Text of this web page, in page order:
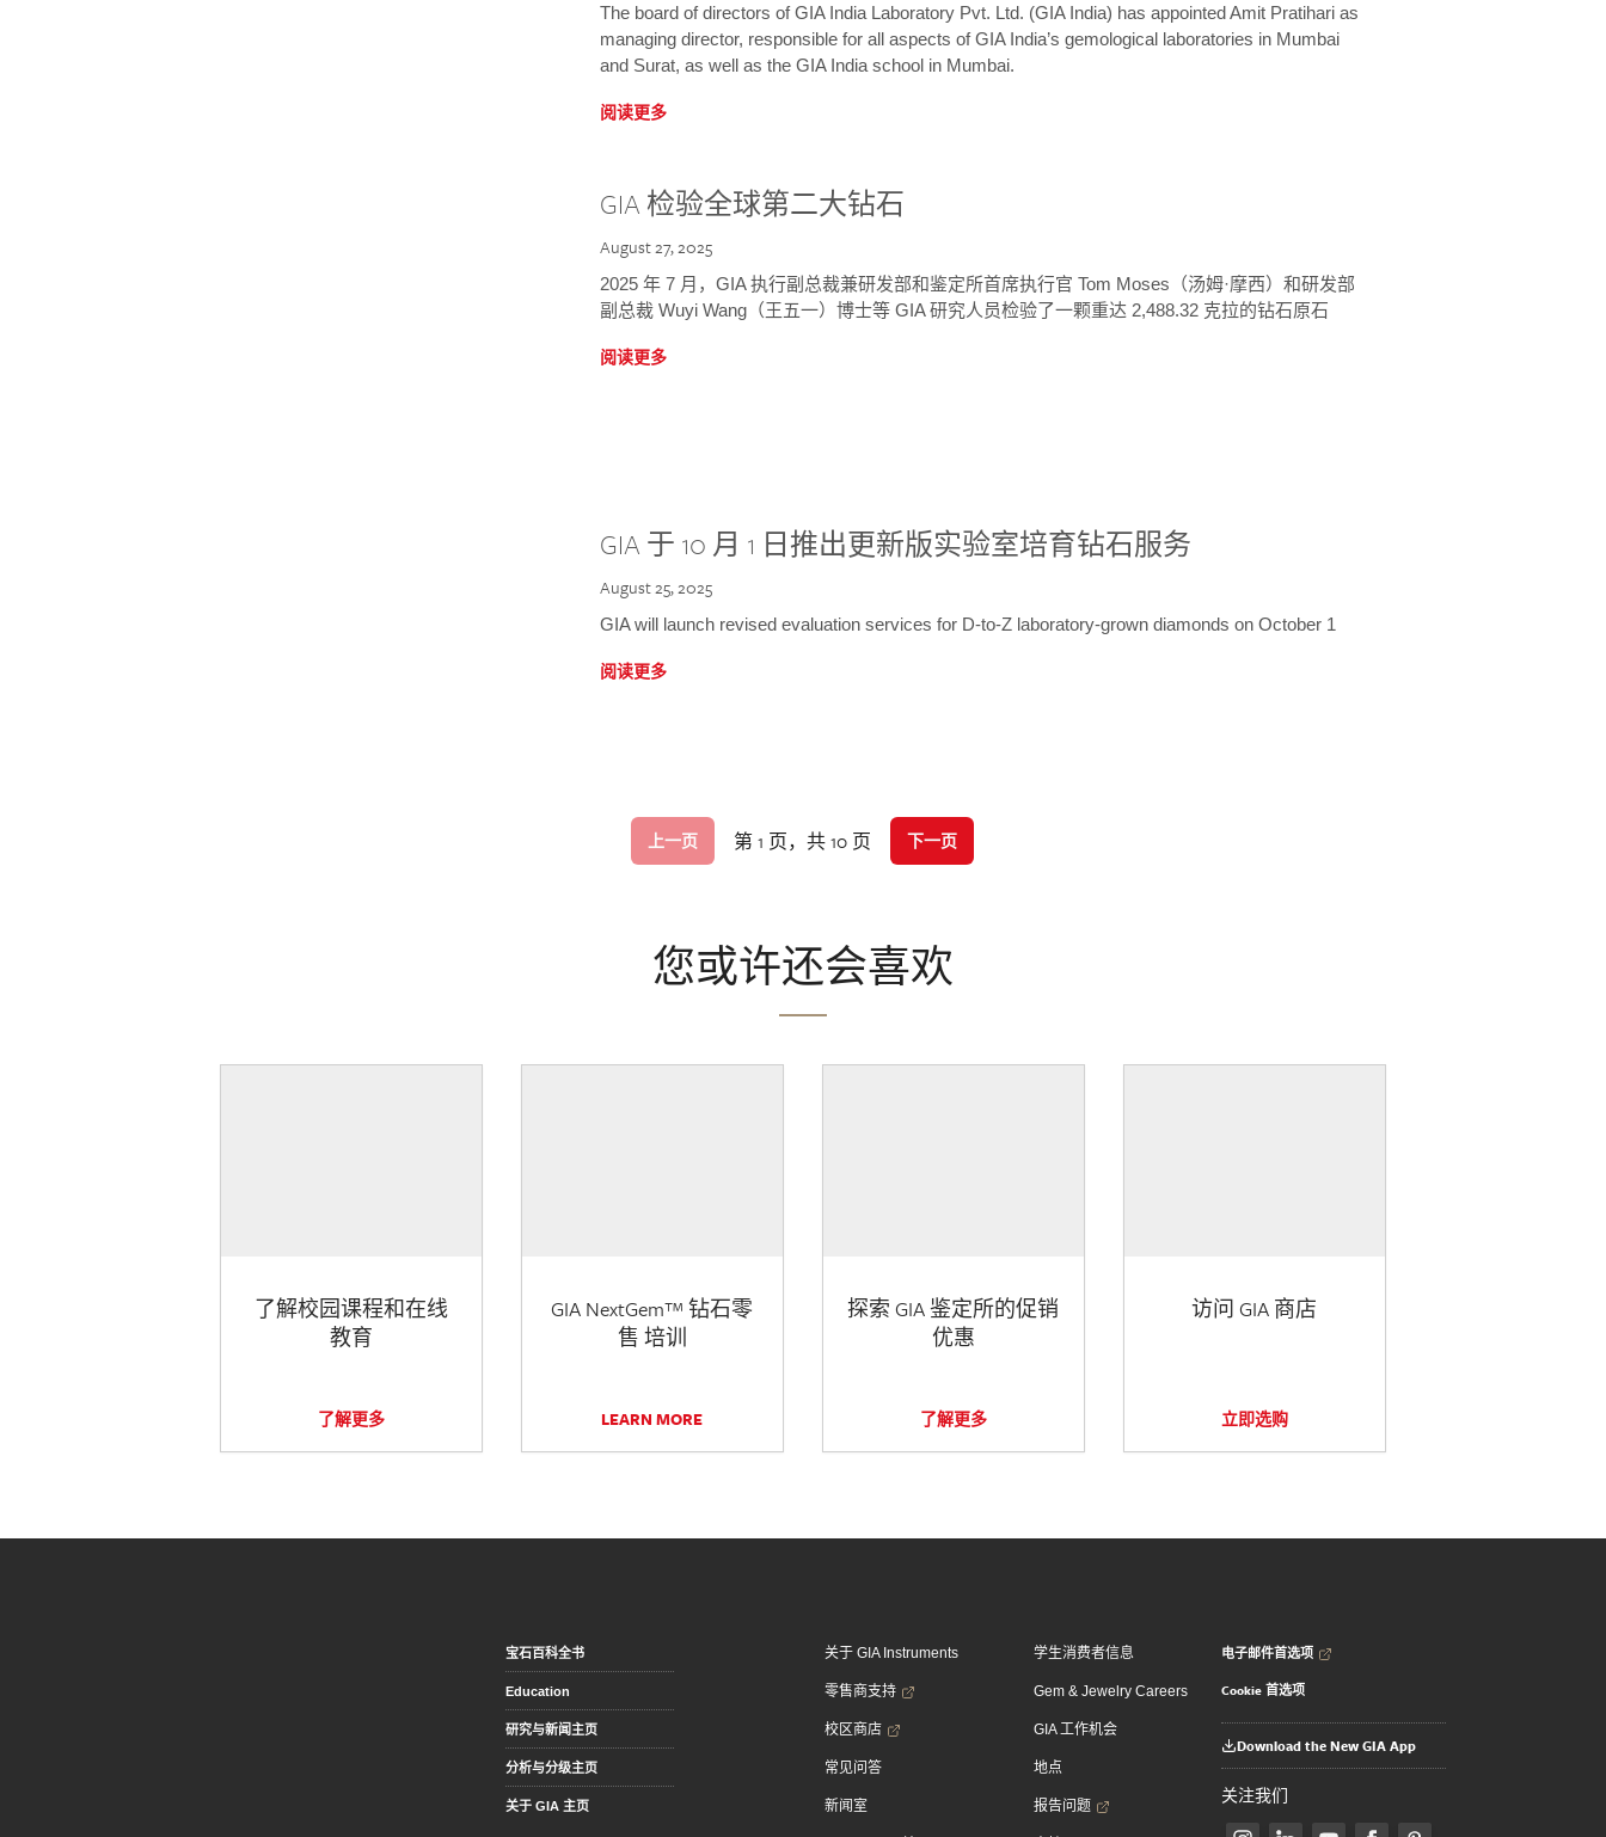
The board of directors of GIA India Laboratory Pvt. Ltd. (GIA India) has appointed Amit Pratihari as
managing director, responsible for all aspects of GIA India’s gemological laboratories in Mumbai
and Surat, as well as the GIA India school in Mumbai.
阅读更多
GIA 检验全球第二大钻石
August 27, 2025
2025 年 7 月，GIA 执行副总裁兼研发部和鉴定所首席执行官 Tom Moses（汤姆·摩西）和研发部
副总裁 Wuyi Wang（王五一）博士等 GIA 研究人员检验了一颗重达 2,488.32 克拉的钻石原石
阅读更多
GIA 于 10 月 1 日推出更新版实验室培育钻石服务
August 25, 2025
GIA will launch revised evaluation services for D-to-Z laboratory-grown diamonds on October 1
阅读更多
上一页 第 1 页，共 10 页 下一页
您或许还会喜欢
了解校园课程和在线
教育
了解更多
GIA NextGem™ 钻石零
售 培训
LEARN MORE
探索 GIA 鉴定所的促销
优惠
了解更多
访问 GIA 商店
立即选购
宝石百科全书
Education
研究与新闻主页
分析与分级主页
关于 GIA 主页
关于 GIA Instruments
零售商支持
校区商店
常见问答
新闻室
学生消费者信息
Gem & Jewelry Careers
GIA 工作机会
地点
报告问题
电子邮件首选项
Cookie 首选项
Download the New GIA App
关注我们